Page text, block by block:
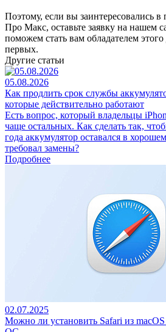
Поэтому, если вы заинтересовались
Про Макс, оставьте заявку на нашем
поможем стать вам обладателем
первых.
Другие статьи
05.08.2026
Как продлить срок службы
которые действительно работают
Есть вопрос, который владельцы
чаще остальных. Как сделать так,
года аккумулятор оставался в
требовал замены?
Подробнее
02.07.2025
Можно ли установить Safari из